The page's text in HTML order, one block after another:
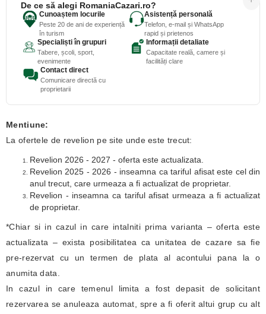
De ce să alegi RomaniaCazari.ro?
Cunoaștem locurile
Peste 20 de ani de experiență
în turism
Asistență personală
Telefon, e-mail și WhatsApp
rapid și prietenos
Specialiști în grupuri
Tabere, școli, sport,
evenimente
Informații detaliate
Capacitate reală, camere și
facilități clare
Contact direct
Comunicare directă cu
proprietarii
Mentiune:
La ofertele de revelion pe site unde este trecut:
Revelion 2026 - 2027 - oferta este actualizata.
Revelion 2025 - 2026 - inseamna ca tariful afisat este cel din
anul trecut, care urmeaza a fi actualizat de proprietar.
Revelion - inseamna ca tariful afisat urmeaza a fi actualizat
de proprietar.
*Chiar si in cazul in care intalniti prima varianta – oferta este
actualizata – exista posibilitatea ca unitatea de cazare sa fie
pre-rezervat cu un termen de plata al acontului pana la o
anumita data.
In cazul in care temenul limita a fost depasit de solicitant
rezervarea se anuleaza automat, spre a fi oferit altui grup cu alt